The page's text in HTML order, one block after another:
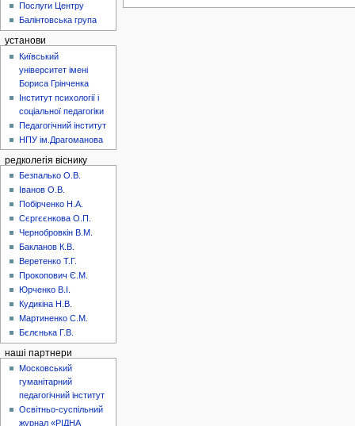
Послуги Центру
Балінтовська група
установи
Київський
університет імені
Бориса Грінченка
Інститут психології і
соціальної педагогіки
Педагогічний інститут
НПУ ім.Драгоманова
редколегія віснику
Безпалько О.В.
Іванов О.В.
Побірченко Н.А.
Сєргєєнкова О.П.
Чернобровкін В.М.
Бакланов К.В.
Веретенко Т.Г.
Прокопович Є.М.
Юрченко В.І.
Кудикіна Н.В.
Мартиненко С.М.
Бєлєнька Г.В.
наші партнери
Московський
гуманітарний
педагогічний інститут
Освітньо-суспільний
журнал «РІДНА